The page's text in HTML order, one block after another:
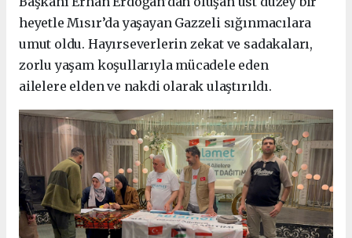
heyetle Mısır’da yaşayan Gazzeli sığınmacılara
umut oldu. Hayırseverlerin zekat ve sadakaları,
zorlu yaşam koşullarıyla mücadele eden
ailelere elden ve nakdi olarak ulaştırıldı.